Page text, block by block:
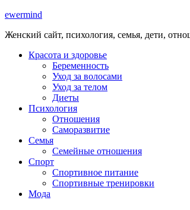
ewermind
Женский сайт, психология, семья, дети,
Красота и здоровье
Беременность
Уход за волосами
Уход за телом
Диеты
Психология
Отношения
Саморазвитие
Семья
Семейные отношения
Спорт
Спортивное питание
Спортивные тренировки
Мода